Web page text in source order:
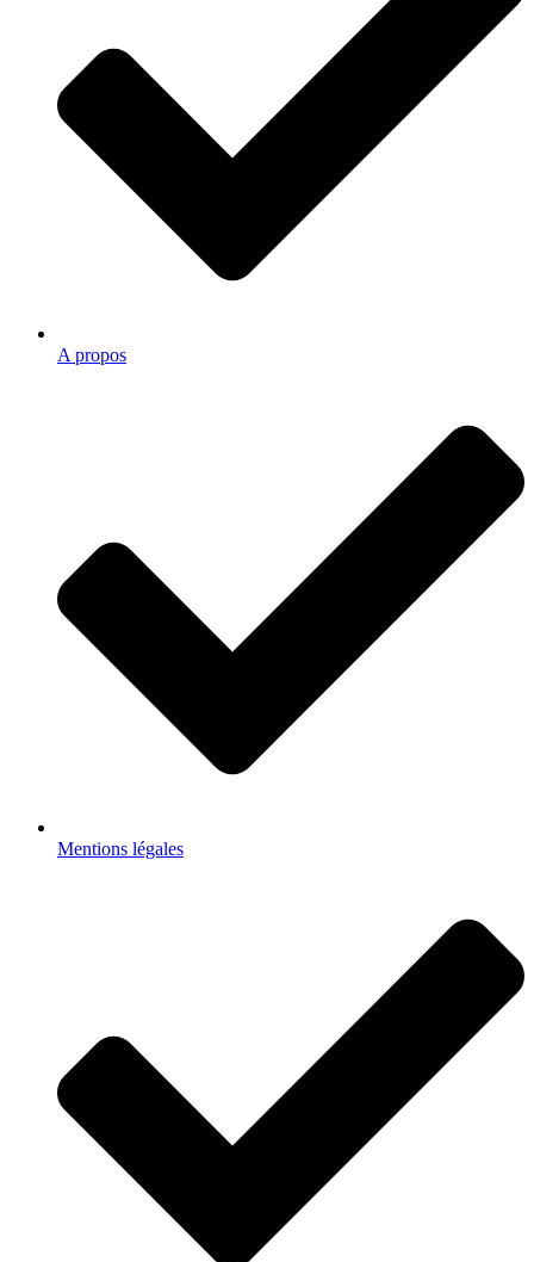
A propos
Mentions légales